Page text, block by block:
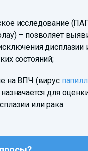
исследование
– позволяет
дисплазии
состояний;
на ВПЧ (вирус
для
или рака.